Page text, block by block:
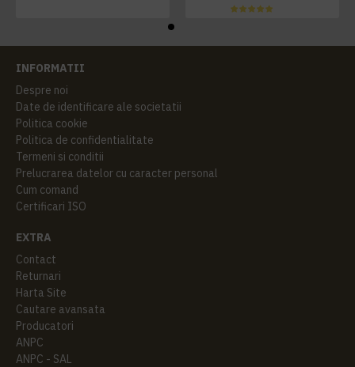
INFORMATII
Despre noi
Date de identificare ale societatii
Politica cookie
Politica de confidentialitate
Termeni si conditii
Prelucrarea datelor cu caracter personal
Cum comand
Certificari ISO
EXTRA
Contact
Returnari
Harta Site
Cautare avansata
Producatori
ANPC
ANPC - SAL